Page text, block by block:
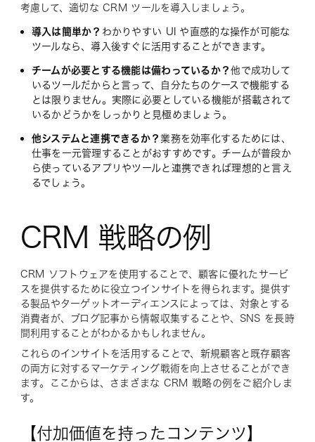
考慮して、適切な CRM ツールを導入しましょう。
導入は簡単か？ わかりやすい UI や直感的な操作が可能な
ツールなら、導入後すぐに活用することができます。
チームが必要とする機能は備わっているか？他で成功して
いるツールだからと言って、自分たちのケースで機能する
とは限りません。実際に必要としている機能が搭載されて
いるかどうかをしっかりと見極めましょう。
他システムと連携できるか？業務を効率化するためには、
仕事を一元管理することがおすすめです。チームが普段か
ら使っているアプリやツールと連携できれば理想的と言え
るでしょう。
CRM 戦略の例
CRM ソフトウェアを使用することで、顧客に優れたサービ
スを提供するために役立つインサイトを得られます。提供す
る製品やターゲットオーディエンスによっては、対象とする
消費者が、ブログ記事から情報収集することや、SNS を長時
間利用することがわかるかもしれません。
これらのインサイトを活用することで、新規顧客と既存顧客
の両方に対するマーケティング戦術を向上させることができ
ます。ここからは、さまざまな CRM 戦略の例をご紹介しま
す。
【付加価値を持ったコンテンツ】